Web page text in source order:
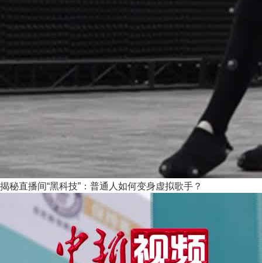
揭秘直播间“黑科技”：普通人如何变身虚拟歌手？